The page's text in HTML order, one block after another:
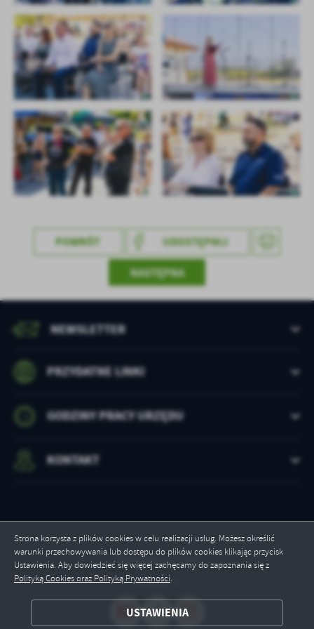
Strona korzysta z plików cookies w celu realizacji usług. Możesz określić
warunki przechowywania lub dostępu do plików cookies klikając przycisk
Ustawienia. Aby dowiedzieć się więcej zachęcamy do zapoznania się z
Polityką Cookies oraz Polityką Prywatności.
USTAWIENIA
treści w postaci wiadomości, ofert, komunikatów mediów
społecznościowych.
ZAPISZ WYBRANE
POWRÓT UDOSTĘPNIJ
NASTĘPNA
PRZYDATNE LINKI
NEWSLETTER
GODZINY PRACY URZĘDU
KONTAKT
Odwiedzin: 17266
Online: 3